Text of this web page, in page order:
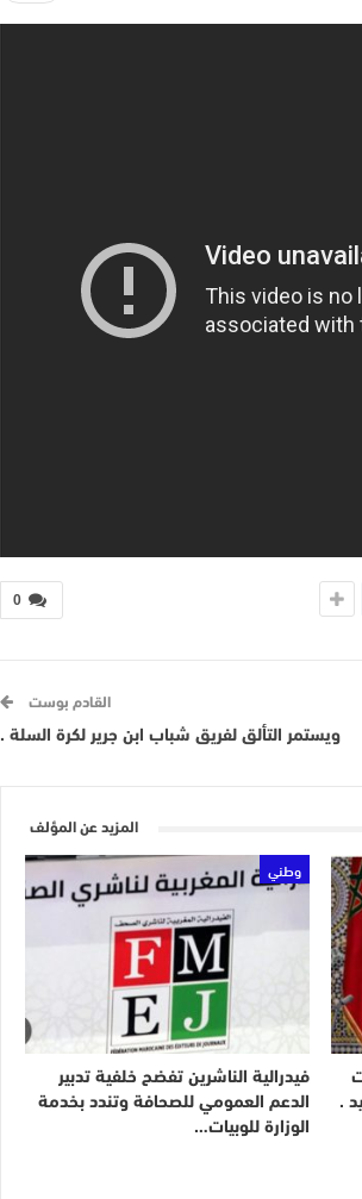
0
القادم بوست
ويستمر التألق لفريق شباب ابن جرير لكرة السلة .
المزيد عن المؤلف
.
وطني
فيدرالية الناشرين تفضح خلفية تدبير
الدعم العمومي للصحافة وتندد بخدمة
الوزارة للوبيات…